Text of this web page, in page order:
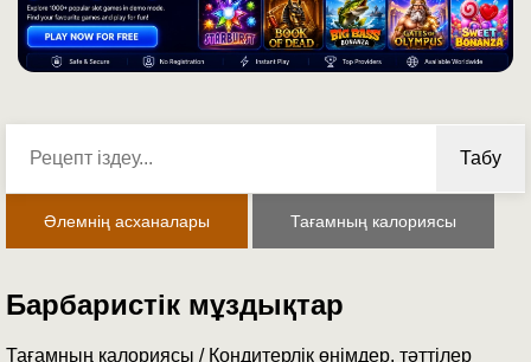
Табу
Әлемнің асханалары Тағамның калориясы
Барбаристік мұздықтар
Тағамның калориясы / Кондитерлік өнімдер, тәттілер